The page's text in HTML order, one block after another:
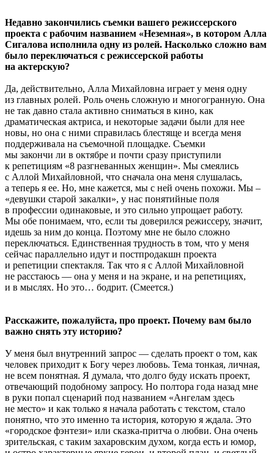
Недавно закончились съемки вашего режиссерского
проекта с рабочим названием «Неземная», в котором Алла
Сигалова исполнила одну из ролей. Насколько сложно вам
было переключаться с режиссерской работы
на актерскую?
Да, действительно, Алла Михайловна играет у меня одну
из главных ролей. Роль очень сложную и многогранную. Она
не так давно стала активно сниматься в кино, как
драматическая актриса, и некоторые задачи были для нее
новы, но она с ними справилась блестяще и всегда меня
поддерживала на съемочной площадке. Съемки
мы закончи ли в октябре и почти сразу приступили
к репетициям «8 разгневанных женщин». Мы смеялись
с Аллой Михайловной, что сначала она меня слушалась,
а теперь я ее. Но, мне кажется, мы с ней очень похожи. Мы –
«девушки старой закалки», у нас понятийные поля
в профессии одинаковые, и это сильно упрощает работу.
Мы обе понимаем, что, если ты доверился режиссеру, значит,
идешь за ним до конца. Поэтому мне не было сложно
переключаться. Единственная трудность в том, что у меня
сейчас параллельно идут и постпродакшн проекта
и репетиции спектакля. Так что я с Аллой Михайловной
не расстаюсь — она у меня и на экране, и на репетициях,
и в мыслях. Но это… бодрит. (Смеется.)
Расскажите, пожалуйста, про проект. Почему вам было
важно снять эту историю?
У меня был внутренний запрос — сделать проект о том, как
человек приходит к Богу через любовь. Тема тонкая, личная,
не всем понятная. Я думала, что долго буду искать проект,
отвечающий подобному запросу. Но полтора года назад мне
в руки попал сценарий под названием «Ангелам здесь
не место» и как только я начала работать с текстом, стало
понятно, что это именно та история, которую я ждала. Это
«городское фэнтези» или сказка-притча о любви. Она очень
зрительская, с таким захаровским духом, когда есть и юмор,